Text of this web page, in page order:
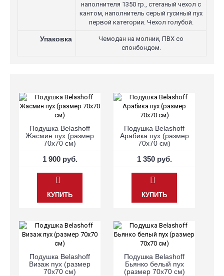
наполнителя 1350 гр., стеганый чехол с
кантом, наполнитель серый гусиный пух
первой категории. Чехол голубой.
Упаковка
Чемодан на молнии, ПВХ со
спонбондом.
Подушка Belashoff
Жасмин пух (размер
70х70 см)
1 900 руб.
КУПИТЬ
Подушка Belashoff
Арабика пух (размер
70х70 см)
1 350 руб.
КУПИТЬ
Подушка Belashoff
Визаж пух (размер
70х70 см)
Подушка Belashoff
Бьянко белый пух
(размер 70х70 см)